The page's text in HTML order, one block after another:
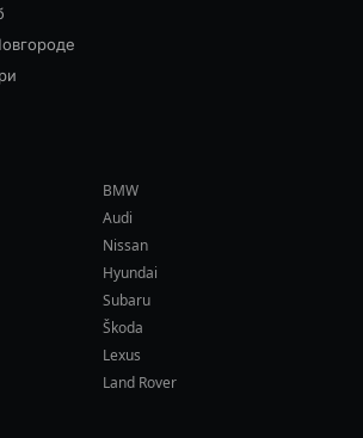
BMW
Audi
Nissan
Hyundai
Subaru
Škoda
Lexus
Land Rover